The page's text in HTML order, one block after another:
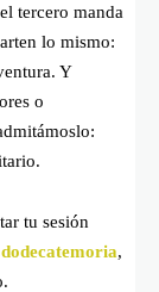
tercero manda
lo mismo:
Y
o
tu sesión
dodecatemoria,